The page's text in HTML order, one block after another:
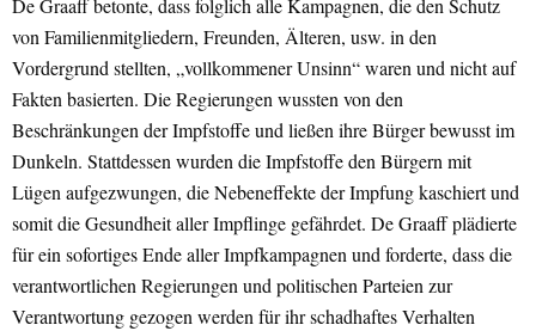
De Graaff betonte, dass folglich alle Kampagnen, die den Schutz
von Familienmitgliedern, Freunden, Älteren, usw. in den
Vordergrund stellten, „vollkommener Unsinn“ waren und nicht auf
Fakten basierten. Die Regierungen wussten von den
Beschränkungen der Impfstoffe und ließen ihre Bürger bewusst im
Dunkeln. Stattdessen wurden die Impfstoffe den Bürgern mit
Lügen aufgezwungen, die Nebeneffekte der Impfung kaschiert und
somit die Gesundheit aller Impflinge gefährdet. De Graaff plädierte
für ein sofortiges Ende aller Impfkampagnen und forderte, dass die
verantwortlichen Regierungen und politischen Parteien zur
Verantwortung gezogen werden für ihr schadhaftes Verhalten